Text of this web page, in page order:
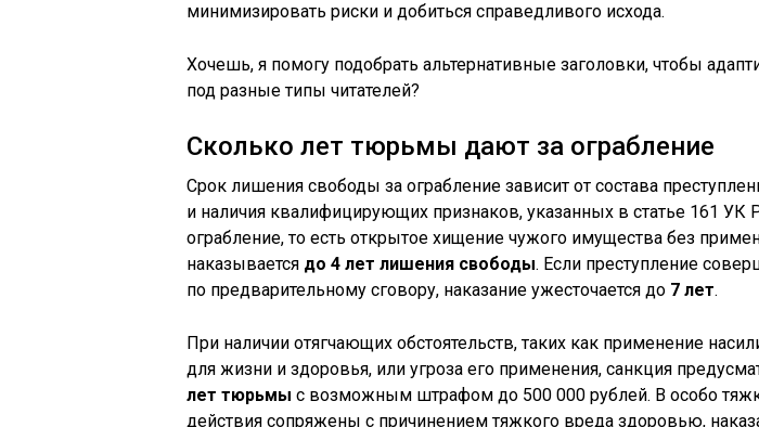
минимизировать риски и добиться справедливого исхода.
Хочешь, я помогу подобрать альтернативные заголовки, чтобы
под разные типы читателей?
Сколько лет тюрьмы дают за ограбление
Срок лишения свободы за ограбление зависит от состава
и наличия квалифицирующих признаков, указанных в статье 161 УК
ограбление, то есть открытое хищение чужого имущества без
наказывается до 4 лет лишения свободы. Если преступление
по предварительному сговору, наказание ужесточается до 7 лет.
При наличии отягчающих обстоятельств, таких как применение
для жизни и здоровья, или угроза его применения, санкция
лет тюрьмы с возможным штрафом до 500 000 рублей. В особо
действия сопряжены с причинением тяжкого вреда здоровью,